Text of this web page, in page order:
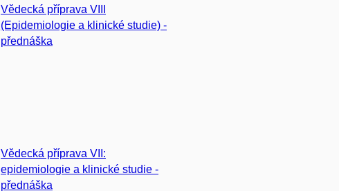
Vědecká příprava VIII
(Epidemiologie a klinické studie) -
přednáška
Vědecká příprava VII:
epidemiologie a klinické studie -
přednáška